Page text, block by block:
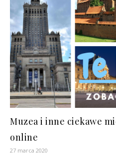
Muzea i inne ciekawe
online
27 marca 2020